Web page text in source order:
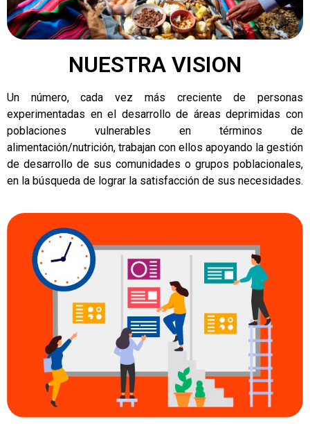
NUESTRA VISION
Un número, cada vez más creciente de personas
experimentadas en el desarrollo de áreas deprimidas con
poblaciones vulnerables en términos de
alimentación/nutrición, trabajan con ellos apoyando la gestión
de desarrollo de sus comunidades o grupos poblacionales,
en la búsqueda de lograr la satisfacción de sus necesidades.